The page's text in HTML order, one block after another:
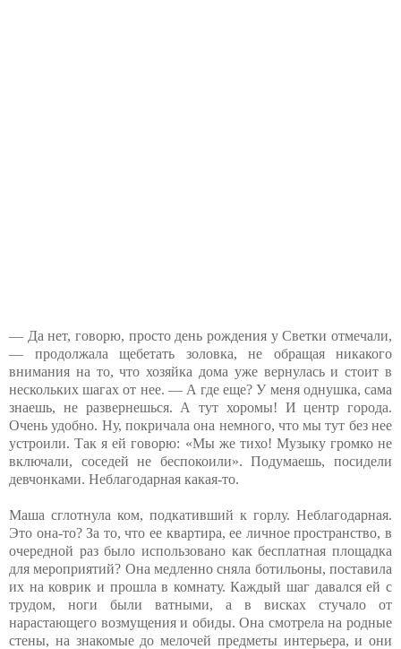
— Да нет, говорю, просто день рождения у Светки отмечали,
— продолжала щебетать золовка, не обращая никакого
внимания на то, что хозяйка дома уже вернулась и стоит в
нескольких шагах от нее. — А где еще? У меня однушка, сама
знаешь, не развернешься. А тут хоромы! И центр города.
Очень удобно. Ну, покричала она немного, что мы тут без нее
устроили. Так я ей говорю: «Мы же тихо! Музыку громко не
включали, соседей не беспокоили». Подумаешь, посидели
девчонками. Неблагодарная какая-то.
Маша сглотнула ком, подкативший к горлу. Неблагодарная.
Это она-то? За то, что ее квартира, ее личное пространство, в
очередной раз было использовано как бесплатная площадка
для мероприятий? Она медленно сняла ботильоны, поставила
их на коврик и прошла в комнату. Каждый шаг давался ей с
трудом, ноги были ватными, а в висках стучало от
нарастающего возмущения и обиды. Она смотрела на родные
стены, на знакомые до мелочей предметы интерьера, и они